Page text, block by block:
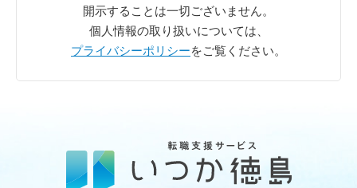
開示することは一切ございません。
個人情報の取り扱いについては、
プライバシーポリシーをご覧ください。